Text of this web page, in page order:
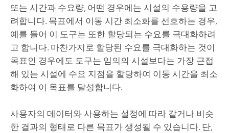
또는 시간과 수요량, 어떤 경우에는 시설의 수용량을 고
려합니다. 목표에서 이동 시간 최소화를 선호하는 경우,
예를 들어 이 도구는 또한 할당되는 수요를 극대화하려
고 합니다. 마찬가지로 할당된 수요를 극대화하는 것이
목표인 경우에도 도구는 임의의 시설보다는 가장 근접
해 있는 시설에 수요 지점을 할당하여 이동 시간을 최소
화하여 이 목표를 달성합니다.
사용자의 데이터와 사용하는 설정에 따라 같거나 비슷
한 결과의 형태로 다른 목표가 생성될 수 있습니다. 단,